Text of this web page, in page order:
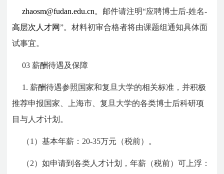
zhaosm@fudan.edu.cn。邮件请注明“应聘博士后-姓名-
高层次人才网”。材料初审合格者将由课题组通知具体面
试事宜。
03 薪酬待遇及保障
1. 薪酬待遇参照国家和复旦大学的相关标准，并积极
推荐申报国家、上海市、复旦大学的各类博士后科研项
目与人才计划。
（1）基本年薪：20-35万元（税前）。
（2）如申请到各类人才计划，年薪（税前）可上浮：